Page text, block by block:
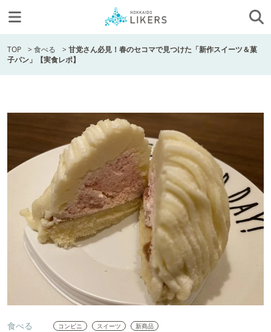
TOP >食べる >甘党さん必見！春のセコマで見つけた「新作スイーツ＆菓
子パン」【実食レポ】
食べる コンビニ スイーツ 新商品